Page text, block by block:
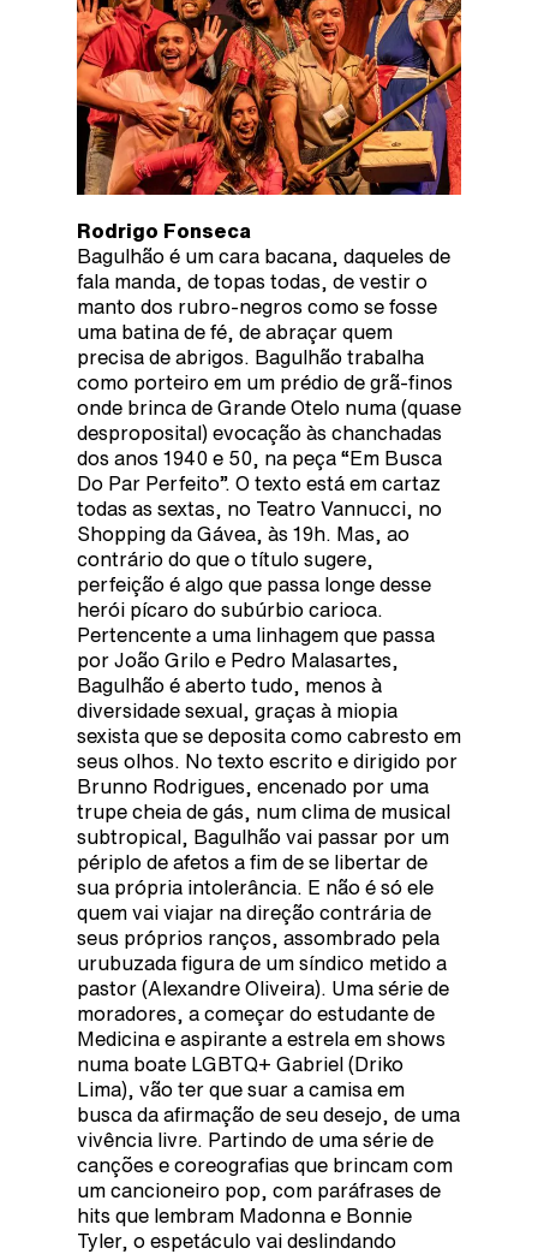
Rodrigo Fonseca
Bagulhão é um cara bacana, daqueles de
fala manda, de topas todas, de vestir o
manto dos rubro-negros como se fosse
uma batina de fé, de abraçar quem
precisa de abrigos. Bagulhão trabalha
como porteiro em um prédio de grã-finos
onde brinca de Grande Otelo numa (quase
desproposital) evocação às chanchadas
dos anos 1940 e 50, na peça “Em Busca
Do Par Perfeito”. O texto está em cartaz
todas as sextas, no Teatro Vannucci, no
Shopping da Gávea, às 19h. Mas, ao
contrário do que o título sugere,
perfeição é algo que passa longe desse
herói pícaro do subúrbio carioca.
Pertencente a uma linhagem que passa
por João Grilo e Pedro Malasartes,
Bagulhão é aberto tudo, menos à
diversidade sexual, graças à miopia
sexista que se deposita como cabresto em
seus olhos. No texto escrito e dirigido por
Brunno Rodrigues, encenado por uma
trupe cheia de gás, num clima de musical
subtropical, Bagulhão vai passar por um
périplo de afetos a fim de se libertar de
sua própria intolerância. E não é só ele
quem vai viajar na direção contrária de
seus próprios ranços, assombrado pela
urubuzada figura de um síndico metido a
pastor (Alexandre Oliveira). Uma série de
moradores, a começar do estudante de
Medicina e aspirante a estrela em shows
numa boate LGBTQ+ Gabriel (Driko
Lima), vão ter que suar a camisa em
busca da afirmação de seu desejo, de uma
vivência livre. Partindo de uma série de
canções e coreografias que brincam com
um cancioneiro pop, com paráfrases de
hits que lembram Madonna e Bonnie
Tyler, o espetáculo vai deslindando